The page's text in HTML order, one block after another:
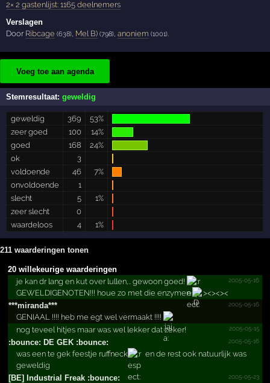
2× 2 gastenlijst: 1165 deelnemers
Verslagen
Door Ribcage (638), Mel B) (798),anoniem (1001).
Voeg toe aan agenda
Stemresultaat:geweldig
geweldig 369
53%
zeer goed
100
14%
goed
168
24%
ok
3
voldoende
46
7%
onvoldoende
1
slecht
5
1%
zeer slecht
0
waardeloos
4 1%
211 waarderingen tonen
20 willekeurige waarderingen
2005-05-16
je kan dr lang en kut over lullen,.. gewoon goed!
GEWELDIGENOTEN!!! houe zo met die enzymen
><><><
***­miranda***­
2005-05-16
GENIAAL !!!! heb me egt wel vermaakt !!!!
2005-05-15
nog teveel hitjes maar was wel lekker dat zeker!
:bounce: DE GEK :bounce:
2005-05-16
was een te gek feestje ruffneck
en de rest ook natuurlijk was
geweldig
[BE] Industrial Freak :bounce:
2005-05-23